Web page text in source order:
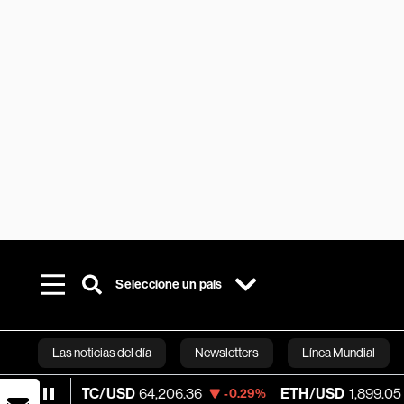
Seleccione un país
Las noticias del día Newsletters Línea Mundial
Bloomberg
BTC/USD 64,206.36 -0.29% ETH/USD 1,899.05 -0.36%